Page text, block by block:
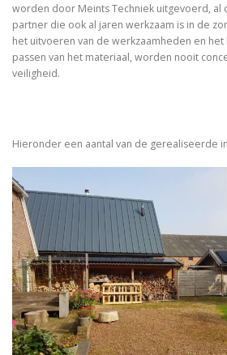
worden door Meints Techniek uitgevoerd, al
partner die ook al jaren werkzaam is in de
het uitvoeren van de werkzaamheden en
passen van het materiaal, worden nooit
veiligheid.
Hieronder een aantal van de gerealiseerde